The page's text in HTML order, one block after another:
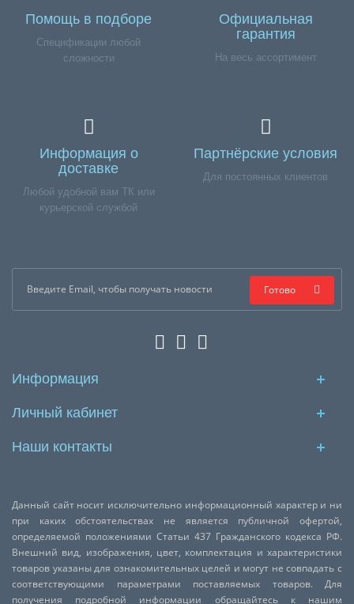
Помощь в подборе
Спецификации любой
сложности
Официальная
гарантия
На весь ассортимент
Информация о
доставке
Любой удобной вам ТК или
курьерской службой
Партнёрские условия
Для постоянных клиентов
Готово
Информация
Личный кабинет
Наши контакты
Данный сайт носит исключительно информационный характер и ни
при каких обстоятельствах не является публичной офертой,
определяемой положениями Статьи 437 Гражданского кодекса РФ.
Внешний вид, изображения, цвет, комплектация и характеристики
товаров указаны для ознакомительных целей и могут не совпадать с
соответствующими параметрами поставляемых товаров. Для
получения подробной информации обращайтесь к нашим